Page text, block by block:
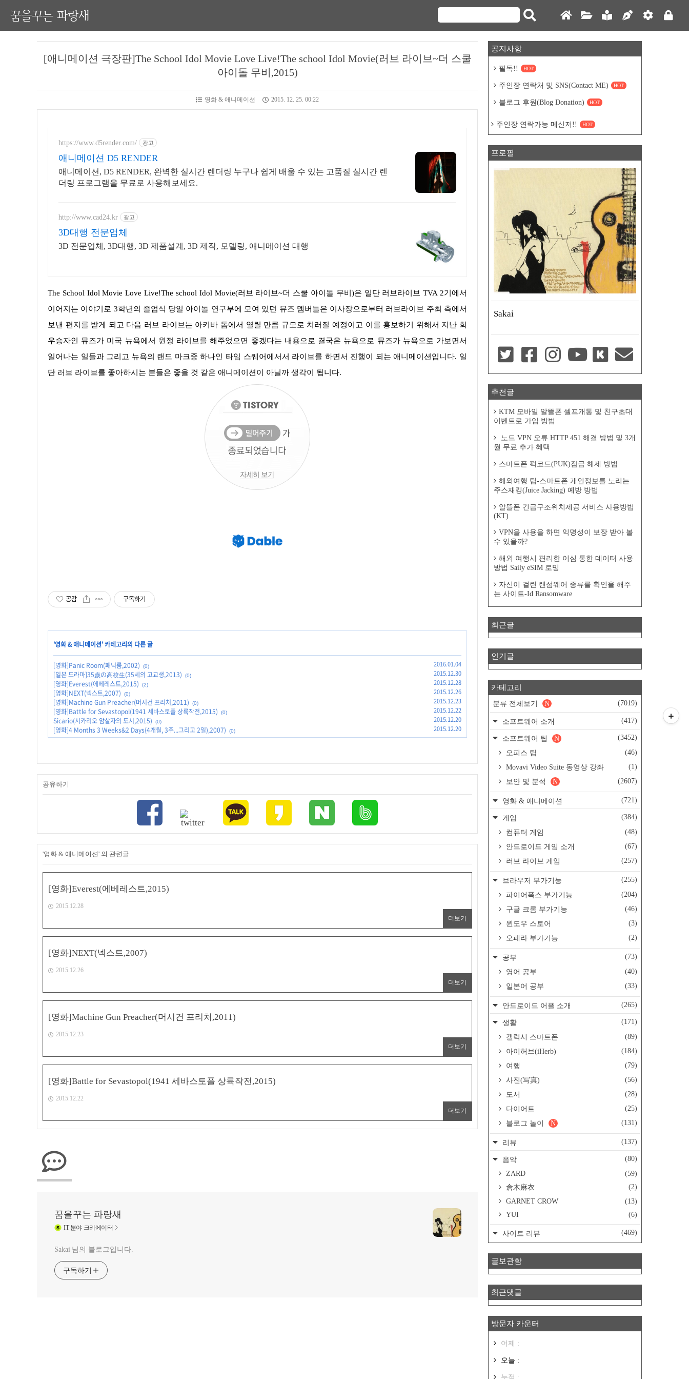
꿈을꾸는 파랑새
[애니메이션 극장판]The School Idol Movie Love Live!The school Idol Movie(러브 라이브~더 스쿨
아이돌 무비,2015)
영화 & 애니메이션 2015. 12. 25. 00:22
https://www.d5render.com/ 광고
애니메이션 D5 RENDER
애니메이션, D5 RENDER, 완벽한 실시간 렌더링 누구나 쉽게 배울 수 있는 고품질 실시간 렌
더링 프로그램을 무료로 사용해보세요.
http://www.cad24.kr 광고
3D대행 전문업체
3D 전문업체, 3D대행, 3D 제품설계, 3D 제작, 모델링, 애니메이션 대행
The School Idol Movie Love Live!The school Idol Movie(러브 라이브~더 스쿨 아이돌 무비)은 일단 러브라이브 TVA 2기에서
이어지는 이야기로 3학년의 졸업식 당일 아이돌 연구부에 모여 있던 뮤즈 멤버들은 이사장으로부터 러브라이브 주최 측에서
보낸 편지를 받게 되고 다음 러브 라이브는 아키바 돔에서 열릴 만큼 규모로 치러질 예정이고 이를 홍보하기 위해서 지난 회
우승자인 뮤즈가 미국 뉴욕에서 원정 라이브를 해주었으면 좋겠다는 내용으로 결국은 뉴욕으로 뮤즈가 뉴욕으로 가보면서
일어나는 일들과 그리고 뉴욕의 랜드 마크중 하나인 타임 스퀘어에서서 라이브를 하면서 진행이 되는 애니메이션입니다. 일
단 러브 라이브를 좋아하시는 분들은 좋을 것 같은 애니메이션이 아닐까 생각이 됩니다.
공감 구독하기
'영화 & 애니메이션' 카테고리의 다른 글
[영화]Panic Room(패닉룸,2002) (0) 2016.01.04
[일본 드라마]35歲の高校生(35세의 고교생,2013) (0) 2015.12.30
[영화]Everest(에베레스트,2015) (2) 2015.12.28
[영화]NEXT(넥스트,2007) (0) 2015.12.26
[영화]Machine Gun Preacher(머시건 프리처,2011) (0) 2015.12.23
[영화]Battle for Sevastopol(1941 세바스토폴 상륙작전,2015) (0) 2015.12.22
Sicario(시카리오 암살자의 도시,2015) (0) 2015.12.20
[영화]4 Months 3 Weeks&2 Days(4개월, 3주...그리고 2일),2007) (0) 2015.12.20
공유하기
'영화 & 애니메이션' 의 관련글
[영화]Everest(에베레스트,2015)
2015.12.28
더보기
[영화]NEXT(넥스트,2007)
2015.12.26
더보기
[영화]Machine Gun Preacher(머시건 프리처,2011)
2015.12.23
더보기
[영화]Battle for Sevastopol(1941 세바스토폴 상륙작전,2015)
2015.12.22
더보기
꿈을꾸는 파랑새
IT분야 크리에이터
Sakai 님의 블로그입니다.
구독하기
공지사항
필독!! HOT
주인장 연락처 및 SNS(Contact ME) HOT
블로그 후원(Blog Donation) HOT
주인장 연락가능 메신저!! HOT
프로필
Sakai
추천글
KTM 모바일 알뜰폰 셀프개통 및 친구초대
이벤트로 가입 방법
노드 VPN 오류 HTTP 451 해결 방법 및 3개
월 무료 추가 혜택
스마트폰 퍽코드(PUK)잠금 해제 방법
해외여행 팁-스마트폰 개인정보를 노리는
주스재킹(Juice Jacking) 예방 방법
알뜰폰 긴급구조위치제공 서비스 사용방법
(KT)
VPN을 사용을 하면 익명성이 보장 받아 볼
수 있을까?
해외 여행시 편리한 이심 통한 데이터 사용
방법 Saily eSIM 로밍
자신이 걸린 랜섬웨어 종류를 확인을 해주
는 사이트-Id Ransomware
최근글
인기글
카테고리
분류 전체보기 (7019)
N
소프트웨어 소개 (417)
소프트웨어 팁 (3452)
N
오피스 팁
(46)
Movavi Video Suite 동영상 강좌
(1)
보안 및 분석
(2607)
N
영화 & 애니메이션 (721)
게임
(384)
컴퓨터 게임
(48)
안드로이드 게임 소개
(67)
러브 라이브 게임
(257)
브라우저 부가기능
(255)
파이어폭스 부가기능
(204)
구글 크롬 부가기능
(46)
윈도우 스토어
(3)
오페라 부가기능
(2)
공부
(73)
영어 공부
(40)
일본어 공부
(33)
안드로이드 어플 소개 (265)
생활
(171)
갤럭시 스마트폰
(89)
아이허브(iHerb)
(184)
여행
(79)
사진(写真)
(56)
도서
(28)
다이어트
(25)
블로그 놀이
(131)
N
리뷰 (137)
음악
(80)
ZARD
(59)
倉木麻衣
(2)
GARNET CROW
(13)
YUI
(6)
사이트 리뷰 (469)
글보관함
최근댓글
방문자 카운터
어제 :
오늘 :
누적 :